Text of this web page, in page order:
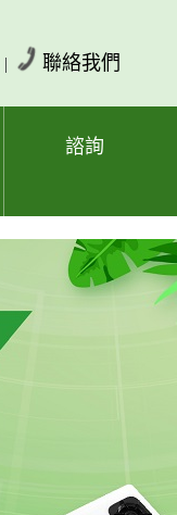
| 聯絡我們
諮詢